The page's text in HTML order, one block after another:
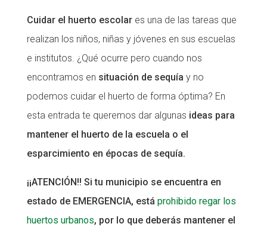
Cuidar el huerto escolares una de las tareas que
realizan los niños, niñas y jóvenes en sus escuelas
e institutos. ¿Qué ocurre pero cuando nos
encontramos en situación de sequía y no
podemos cuidar el huerto de forma óptima? En
esta entrada te queremos dar algunas ideas para
mantener el huerto de la escuela o el
esparcimiento en épocas de sequía.
¡¡ATENCIÓN!! Si tu municipio se encuentra en
estado de EMERGENCIA, está prohibido regar los
huertos urbanos, por lo que deberás mantener el
La Fundació
L'equip
Missió i valors
Els comptes clars
Memòria d'activitats
Proposta educativa